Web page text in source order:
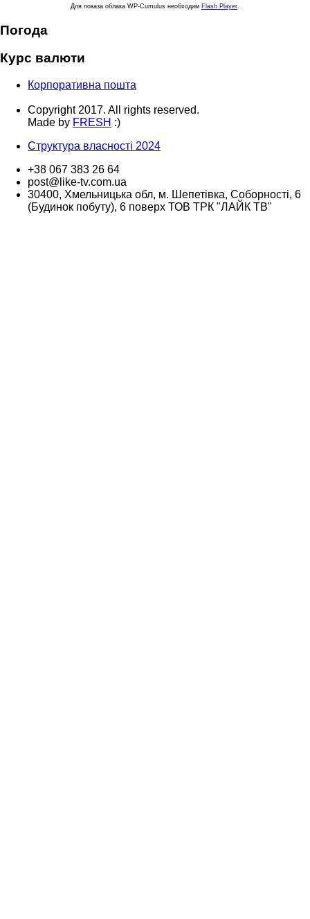
Для показа облака WP-Cumulus необходим Flash Player
Погода
Курс валюти
Корпоративна пошта
Copyright 2017. All rights reserved.
Made by FRESH :)
Структура власності 2024
+38 067 383 26 64
post@like-tv.com.ua
30400, Хмельницька обл, м. Шепетівка, Соборності, 6
(Будинок побуту), 6 поверх ТОВ ТРК "ЛАЙК ТВ"